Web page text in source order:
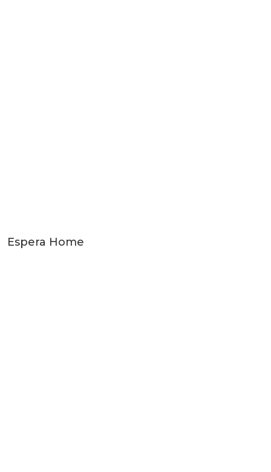
Espera Home